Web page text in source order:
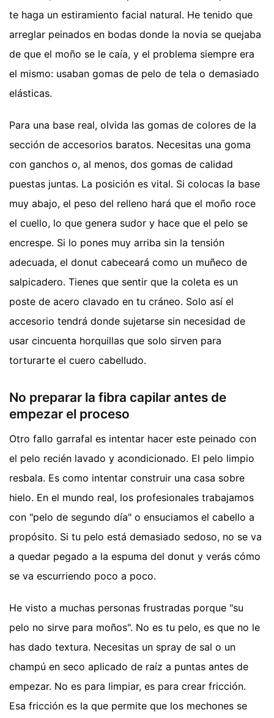
te haga un estiramiento facial natural. He tenido que
arreglar peinados en bodas donde la novia se quejaba
de que el moño se le caía, y el problema siempre era
el mismo: usaban gomas de pelo de tela o demasiado
elásticas.
Para una base real, olvida las gomas de colores de la
sección de accesorios baratos. Necesitas una goma
con ganchos o, al menos, dos gomas de calidad
puestas juntas. La posición es vital. Si colocas la base
muy abajo, el peso del relleno hará que el moño roce
el cuello, lo que genera sudor y hace que el pelo se
encrespe. Si lo pones muy arriba sin la tensión
adecuada, el donut cabeceará como un muñeco de
salpicadero. Tienes que sentir que la coleta es un
poste de acero clavado en tu cráneo. Solo así el
accesorio tendrá donde sujetarse sin necesidad de
usar cincuenta horquillas que solo sirven para
torturarte el cuero cabelludo.
No preparar la fibra capilar antes de
empezar el proceso
Otro fallo garrafal es intentar hacer este peinado con
el pelo recién lavado y acondicionado. El pelo limpio
resbala. Es como intentar construir una casa sobre
hielo. En el mundo real, los profesionales trabajamos
con "pelo de segundo día" o ensuciamos el cabello a
propósito. Si tu pelo está demasiado sedoso, no se va
a quedar pegado a la espuma del donut y verás cómo
se va escurriendo poco a poco.
He visto a muchas personas frustradas porque "su
pelo no sirve para moños". No es tu pelo, es que no le
has dado textura. Necesitas un spray de sal o un
champú en seco aplicado de raíz a puntas antes de
empezar. No es para limpiar, es para crear fricción.
Esa fricción es la que permite que los mechones se